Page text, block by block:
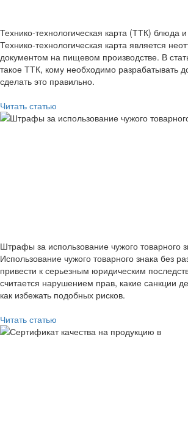
Технико-технологическая карта (ТТК) блюда
Технико-технологическая карта является
документом на пищевом производстве. В
такое ТТК, кому необходимо разрабатывать
сделать это правильно.
Читать статью
Штрафы за использование чужого товарного
Использование чужого товарного знака без
привести к серьезным юридическим
считается нарушением прав, какие санкции
как избежать подобных рисков.
Читать статью